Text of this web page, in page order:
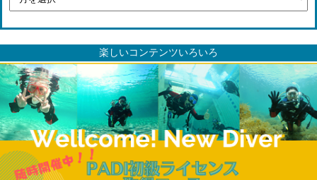
楽しいコンテンツいろいろ